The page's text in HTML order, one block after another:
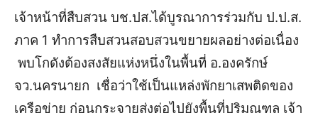
เจ้าหน้าที่สืบสวน บช.ปส.ได้บูรณาการร่วมกับ ป.ป.ส.
ภาค 1 ทำการสืบสวนสอบสวนขยายผลอย่างต่อเนื่อง
พบโกดังต้องสงสัยแห่งหนึ่งในพื้นที่ อ.องครักษ์
จว.นครนายก เชื่อว่าใช้เป็นแหล่งพักยาเสพติดของ
เครือข่าย ก่อนกระจายส่งต่อไปยังพื้นที่ปริมณฑล เจ้า